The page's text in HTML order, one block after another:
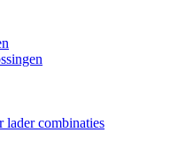
lader combinaties